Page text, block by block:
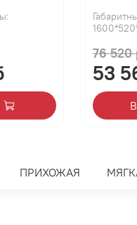
76 520
53
ПРИХОЖАЯ